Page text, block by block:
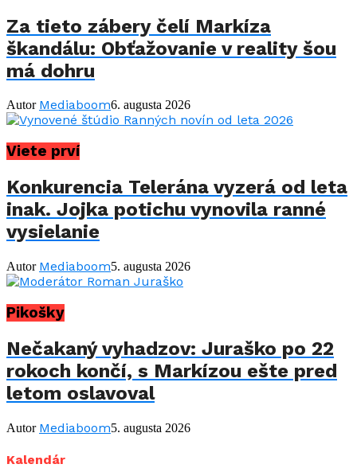
Za tieto zábery čelí Markíza
škandálu: Obťažovanie v reality šou
má dohru
Autor Mediaboom6. augusta 2026
Viete prví
Konkurencia Telerána vyzerá od leta
inak. Jojka potichu vynovila ranné
vysielanie
Autor Mediaboom5. augusta 2026
Pikošky
Nečakaný vyhadzov: Juraško po 22
rokoch končí, s Markízou ešte pred
letom oslavoval
Autor Mediaboom5. augusta 2026
Kalendár